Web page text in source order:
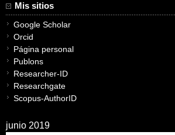
Mis sitios
Google Scholar
Orcid
Página personal
Publons
Researcher-ID
Researchgate
Scopus-AuthorID
junio 2019